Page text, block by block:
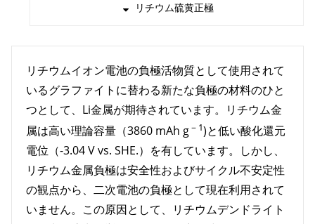
リチウム硫黄正極
リチウムイオン電池の負極活物質として使用されて
いるグラファイトに替わる新たな負極の材料のひと
つとして、Li金属が期待されています。リチウム金
属は高い理論容量（3860 mAh g－1)と低い酸化還元
電位（-3.04 V vs. SHE.）を有しています。しかし、
リチウム金属負極は安全性およびサイクル不安定性
の観点から、二次電池の負極として現在利用されて
いません。この原因として、リチウムデンドライト